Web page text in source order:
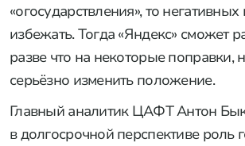
«огосударствления», то
избежать. Тогда «Яндекс» сможет
разве что на некоторые поправки,
серьёзно изменить положение.
Главный аналитик ЦАФТ Антон
в долгосрочной перспективе роль